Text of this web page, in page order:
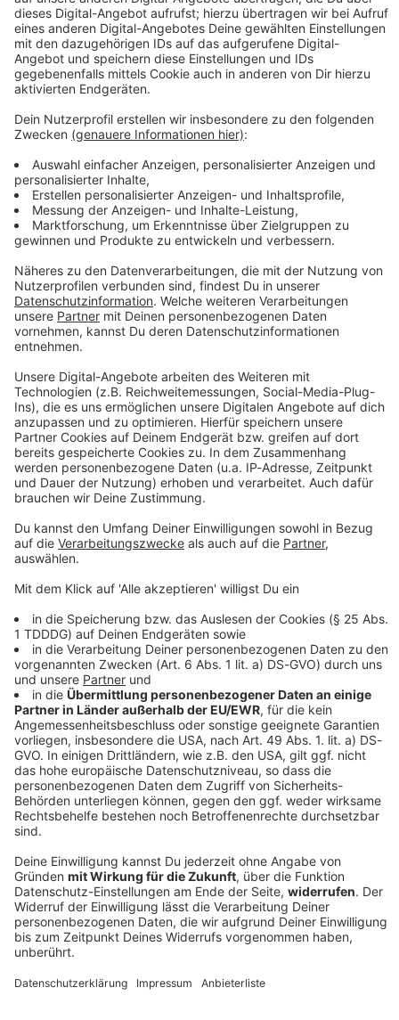
der Rockwelt. Hier findet ihr die wichtigsten Fakten,
Geschichte und Alben vom Boss.
Stars & Bands
AEROSMITH: Alles über die Blues-Rocker aus Boston
Aerosmith gehören zur Rockgeschichte, wie auch die
"Toxic Twins" zur Band gehören. Hier haben wir alles
für euch!
Nach oben >
DAS KÖNNTE DICH AUCH INTERESSIEREN
Genres
Alternative Rock: Genre, Geschichte, Merkmale,
Künstler & Songs
Lust auf echte Musik, die nicht den üblichen Regeln
folgt? Wir nehmen euch mit auf eine Reise durch den
Alternative Rock – von Underground-Wurzeln bis zu den
DEINE GEMERKTEN ARTIKEL
Du hast dir noch keine Artikel gemerkt
Markiere sie hierfür mit einem